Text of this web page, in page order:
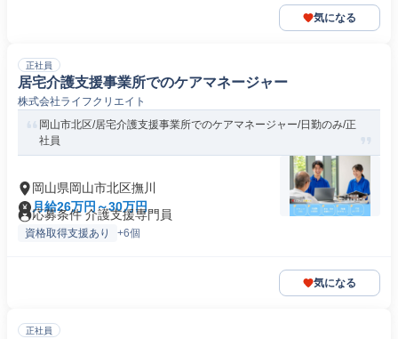
気になる
正社員
居宅介護支援事業所でのケアマネージャー
株式会社ライフクリエイト
岡山市北区/居宅介護支援事業所でのケアマネージャー/日勤のみ/正
社員
岡山県岡山市北区撫川
月給26万円～30万円
応募条件 介護支援専門員
資格取得支援あり +6個
気になる
正社員